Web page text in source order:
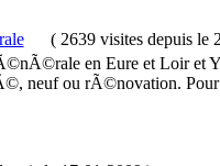
(2639 visites depuis le
en Eure et Loir et
neuf ou rÃ©novation. Pour